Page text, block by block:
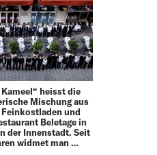
heisst die
Mischung aus
und
Beletage in
der Innenstadt. Seit
widmet man …